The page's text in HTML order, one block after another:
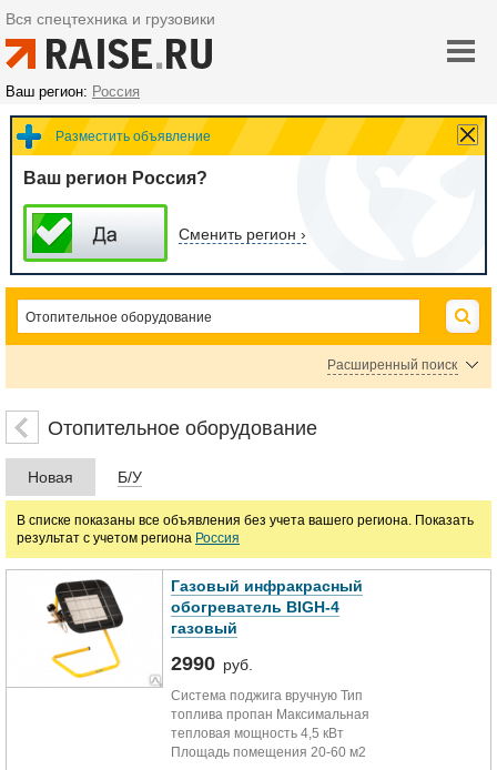
Вся спецтехника и грузовики
Ваш регион: Россия
Разместить объявление
Ваш регион Россия?
Сменить регион ›
Расширенный поиск
Микатермические обогреватели
Масляные обогреватели
Дизельные обогреватели Инфракрасные обогреватели
Тепловые пушки Тепловые завесы Конвекторы
Тепловентиляторы Теплогенераторы
Канальные воздухонагреватели
Солнечные коллекторы
Отопительное оборудование
Новая Б/У
В списке показаны все объявления без учета вашего региона. Показать
результат с учетом региона Россия
Газовый инфракрасный
обогреватель BIGH-4
газовый
2990 руб.
Система поджига вручную Тип
топлива пропан Максимальная
тепловая мощность 4,5 кВт
Площадь помещения 20-60 м2